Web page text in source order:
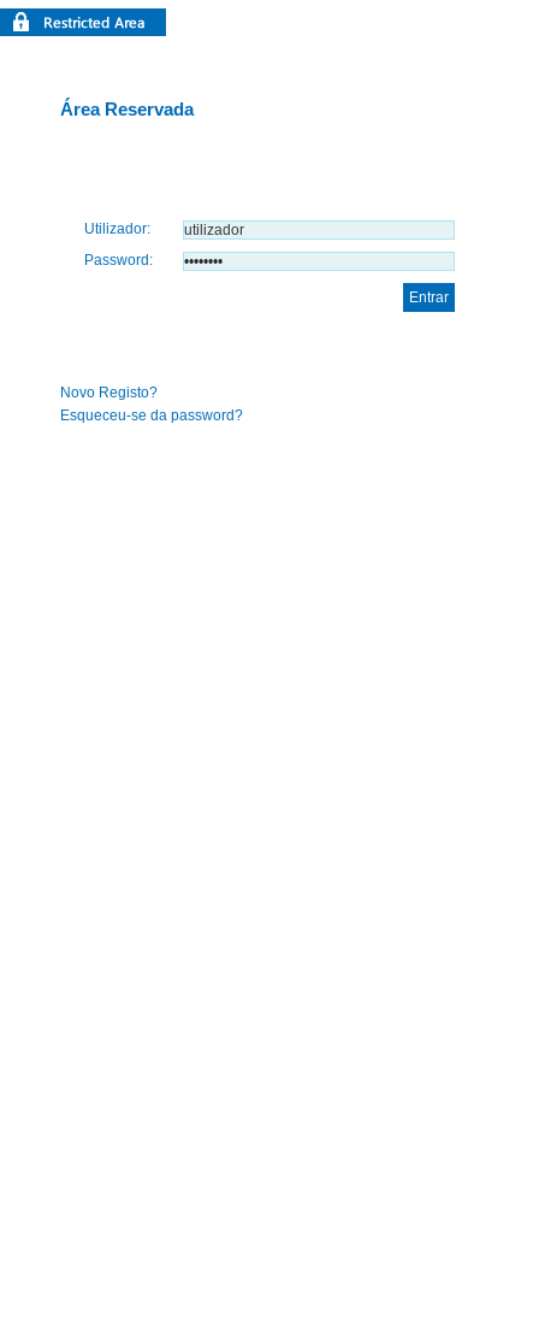
Área Reservada
Utilizador:
Password:
Novo Registo?
Esqueceu-se da password?